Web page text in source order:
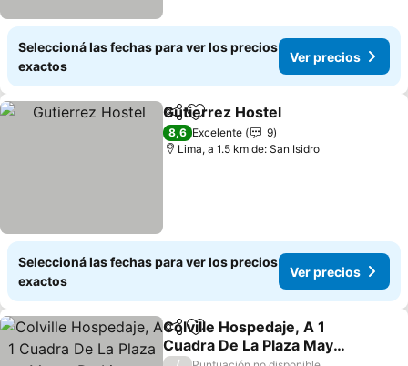
Seleccioná las fechas para ver los precios
exactos
Ver precios
CompartirAñadir a favoritos
Gutierrez Hostel
8,6 Excelente
9
Lima, a 1.5 km de: San Isidro
Seleccioná las fechas para ver los precios
exactos
Ver precios
CompartirAñadir a favoritos
Colville Hospedaje, A 1
Cuadra De La Plaza Mayor